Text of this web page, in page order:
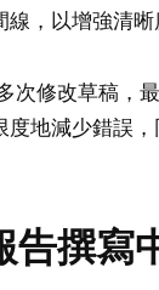
，以增強清晰
次修改草稿，
度地減少錯誤
告撰寫